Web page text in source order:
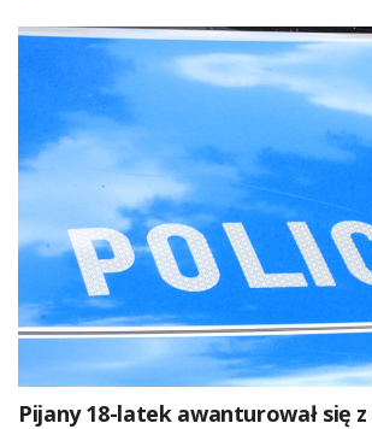
Pijany 18-latek awanturował się